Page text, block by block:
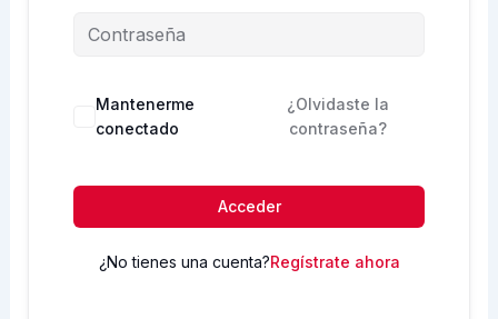
Mantenerme
conectado
¿Olvidaste la
contraseña?
Acceder
¿No tienes una cuenta?Regístrate ahora